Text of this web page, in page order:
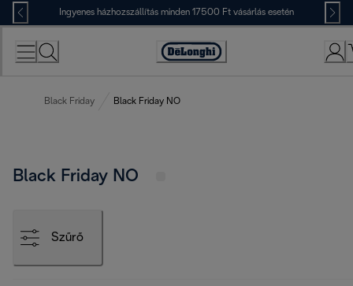
Skip
to
Content
Ingyenes házhozszállítás minden 17500 Ft vásárlás esetén
Accessibility
Black Friday Black Friday NO
Black Friday NO
Szűrő